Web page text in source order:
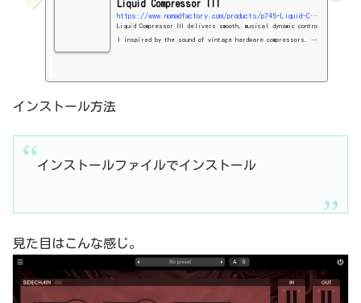
Liquid Compressor III
https://www.nomadfactory.com/products/p745-Liquid-Compressor-III/
Liquid Compressor III delivers smooth, musical dynamic contro
l inspired by the sound of vintage hardware compressors. Wh
インストール方法
インストールファイルでインストール
見た目はこんな感じ。